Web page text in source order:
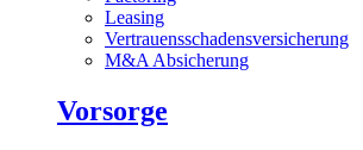
Leasing
Vertrauensschadensversicherung
M&A Absicherung
Vorsorge